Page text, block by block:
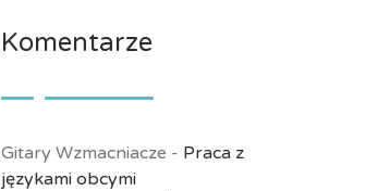
Komentarze
Gitary Wzmacniacze - Praca z
językami obcymi